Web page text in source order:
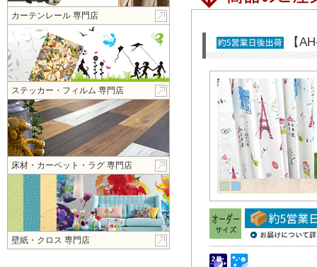
【
カーテンレール 専門店
ステッカー・フィルム 専門店
床材・カーペット・ラグ 専門店
壁紙・クロス 専門店